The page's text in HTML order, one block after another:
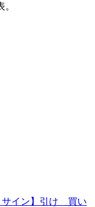
サイン】引け 買い